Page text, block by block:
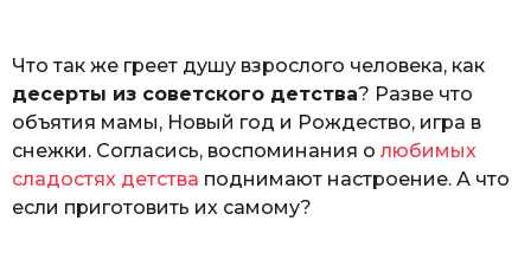
Что так же греет душу взрослого человека, как
десерты из советского детства? Разве что
объятия мамы, Новый год и Рождество, игра в
снежки. Согласись, воспоминания о любимых
сладостях детства поднимают настроение. А что
если приготовить их самому?